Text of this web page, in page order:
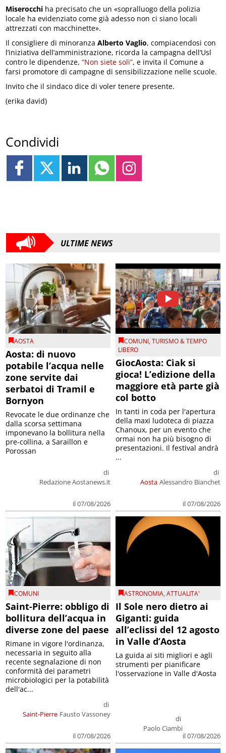
Miserocchi ha precisato che un «sopralluogo della polizia
locale ha evidenziato come già adesso non ci siano locali
attrezzati con macchinette».
Il consigliere di minoranza Alberto Vaglio, compiacendosi con
l’iniziativa dell’amministrazione, ricorda la campagna dell’Usl
contro le dipendenze, “Non siete soli”, e invita il Comune a
farsi promotore di campagne di sensibilizzazione nelle scuole.
Invito che il sindaco dice di voler tenere presente.
(erika david)
Condividi
ULTIME NEWS
AOSTA
Aosta: di nuovo
potabile l’acqua nelle
zone servite dai
serbatoi di Tramil e
Bornyon
di
Redazione Aostanews.it
il 07/08/2026
Revocate le due ordinanze che
dalla scorsa settimana
imponevano la bollitura nella
pre-collina, a Saraillon e
Porossan
COMUNI,TURISMO & TEMPO
LIBERO
GiocAosta: Ciak si
gioca! L’edizione della
maggiore età parte già
col botto
Aosta
di
Alessandro Bianchet
il 07/08/2026
In tanti in coda per l'apertura
della maxi ludoteca di piazza
Chanoux, per un evento che
ormai non ha più bisogno di
presentazioni. Il festival andrà
...
COMUNI
Saint-Pierre: obbligo di
bollitura dell’acqua in
diverse zone del paese
Saint-Pierre
di
Fausto Vassoney
il 07/08/2026
Rimane in vigore l'ordinanza,
necessaria in seguito alla
recente segnalazione di non
conformità dei parametri
microbiologici per la potabilità
dell'ac...
ASTRONOMIA,ATTUALITA'
Il Sole nero dietro ai
Giganti: guida
all’eclissi del 12 agosto
in Valle d’Aosta
di
Paolo Ciambi
il 07/08/2026
La guida ai siti migliori e agli
strumenti per pianificare
l'osservazione in Valle d'Aosta